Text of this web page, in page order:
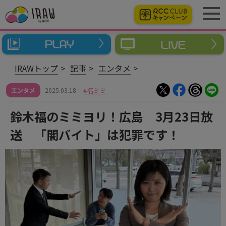
IRAWトップ 記事 エンタメ
エンタメ 2025.03.18 福ミミ
鈴木福のミミヨリ！広島 3月23日放
送 「闇バイト」は犯罪です！